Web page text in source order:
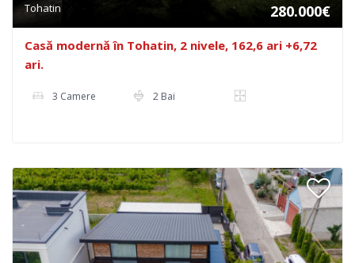
Tohatin 280.000€
Casă modernă în Tohatin, 2 nivele, 162,6 ari +6,72
ari.
3 Camere 2 Bai